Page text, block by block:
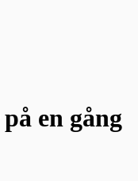
på en gång